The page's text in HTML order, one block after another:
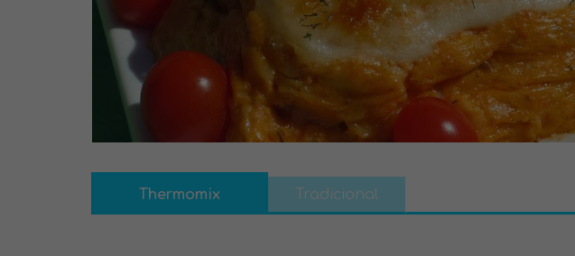
Thermomix Tradicional